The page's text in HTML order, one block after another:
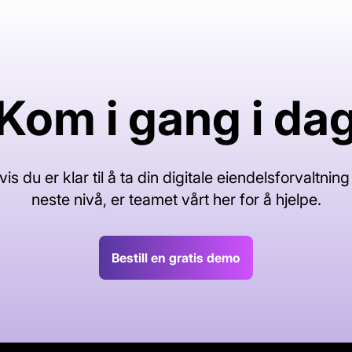
i gang i
du er klar til å ta din digitale eiendelsforvaltning
neste nivå, er teamet vårt her for å hjelpe.
Bestill en gratis demo